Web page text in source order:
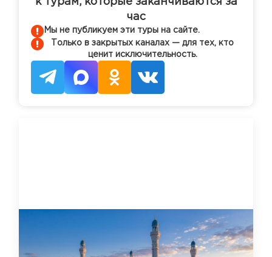
час
Мы не публикуем эти туры на сайте.
Только в закрытых каналах — для тех, кто
ценит исключительность.